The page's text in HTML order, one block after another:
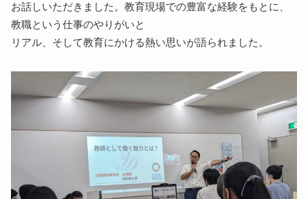
お話しいただきました。教育現場での豊富な経験をもとに、
教職という仕事のやりがいと
リアル、そして教育にかける熱い思いが語られました。